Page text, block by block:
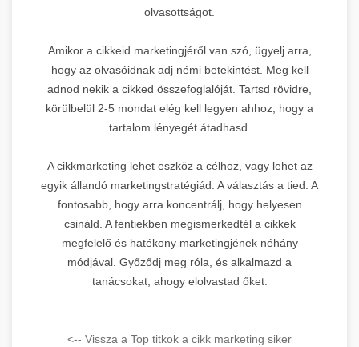
olvasottságot.
Amikor a cikkeid marketingjéről van szó, ügyelj arra,
hogy az olvasóidnak adj némi betekintést. Meg kell
adnod nekik a cikked összefoglalóját. Tartsd rövidre,
körülbelül 2-5 mondat elég kell legyen ahhoz, hogy a
tartalom lényegét átadhasd.
A cikkmarketing lehet eszköz a célhoz, vagy lehet az
egyik állandó marketingstratégiád. A választás a tied. A
fontosabb, hogy arra koncentrálj, hogy helyesen
csináld. A fentiekben megismerkedtél a cikkek
megfelelő és hatékony marketingjének néhány
módjával. Győződj meg róla, és alkalmazd a
tanácsokat, ahogy elolvastad őket.
<-- Vissza a Top titkok a cikk marketing siker